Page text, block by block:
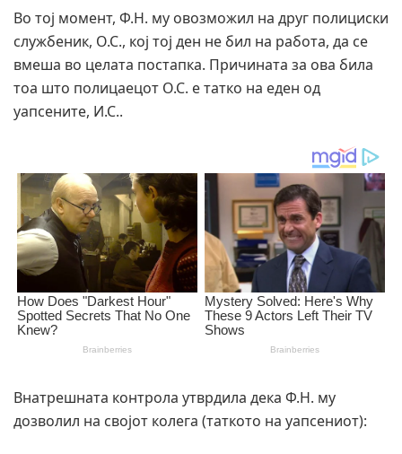
​Во тој момент, Ф.Н. му овозможил на друг полициски
службеник, О.С., кој тој ден не бил на работа, да се
вмеша во целата постапка. Причината за ова била
тоа што полицаецот О.С. е татко на еден од
уапсените, И.С..
​Внатрешната контрола утврдила дека Ф.Н. му
дозволил на својот колега (таткото на уапсениот):